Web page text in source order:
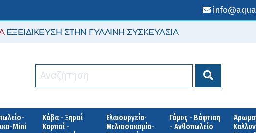
ΕΞΕΙΔΙΚΕΥΣΗ ΣΤΗΝ ΓΥΑΛΙΝΗ ΣΥΣΚΕΥΑΣΙΑ
Mini
Κάβα - Ξηροί
Καρποί -
Ελαιουργεία-
Μελισσοκομία-
Γάμος - Βάφτιση
- Ανθοπωλείο